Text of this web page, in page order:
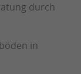
durch
in